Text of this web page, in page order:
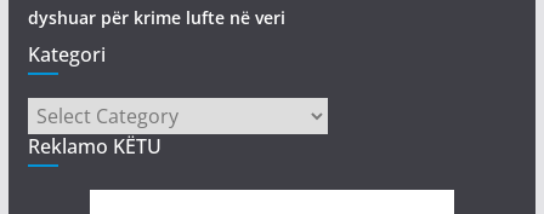
dyshuar për krime lufte në veri
Kategori
Kategori
Reklamo KËTU